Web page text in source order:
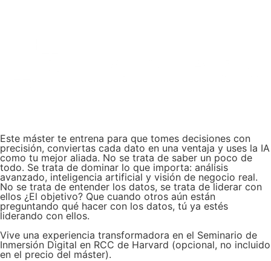
Este máster te entrena para que tomes decisiones con
precisión, conviertas cada dato en una ventaja y uses la IA
como tu mejor aliada. No se trata de saber un poco de
todo. Se trata de dominar lo que importa: análisis
avanzado, inteligencia artificial y visión de negocio real.
No se trata de entender los datos, se trata de liderar con
ellos ¿El objetivo? Que cuando otros aún están
preguntando qué hacer con los datos, tú ya estés
liderando con ellos.
Vive una experiencia transformadora en el Seminario de
Inmersión Digital en RCC de Harvard (opcional, no incluido
en el precio del máster).